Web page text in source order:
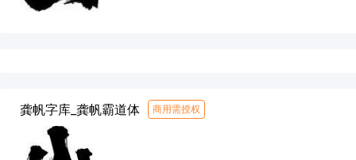
龚帆字库_龚帆霸道体 商用需授权